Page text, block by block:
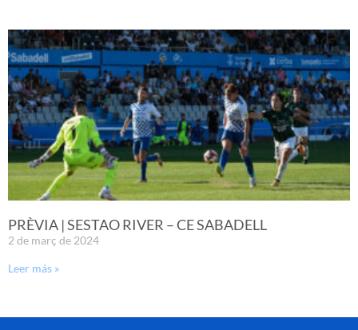
PRÈVIA | SESTAO RIVER – CE SABADELL
2 de març de 2024
Leer más »